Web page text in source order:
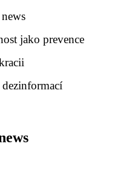
jako prevence